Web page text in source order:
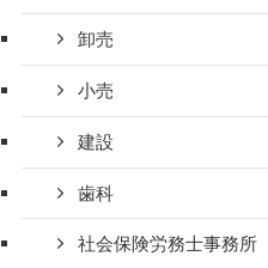
卸売
小売
建設
歯科
社会保険労務士事務所